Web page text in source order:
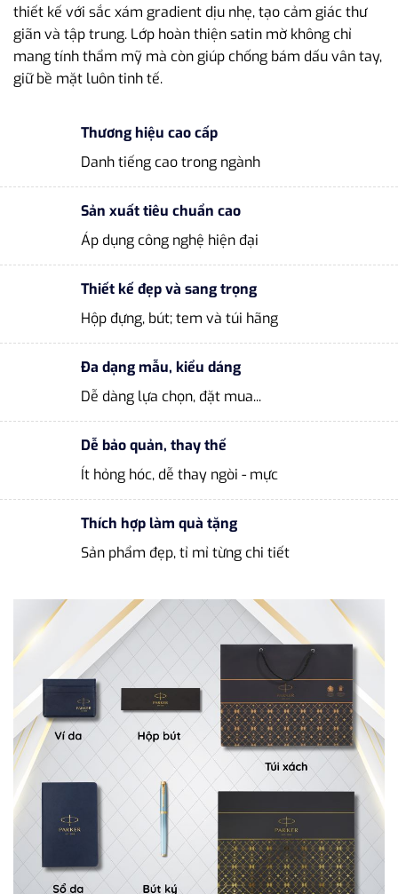
thiết kế với sắc xám gradient dịu nhẹ, tạo cảm giác thư
giãn và tập trung. Lớp hoàn thiện satin mờ không chỉ
mang tính thẩm mỹ mà còn giúp chống bám dấu vân tay,
giữ bề mặt luôn tinh tế.
Thương hiệu cao cấp
Danh tiếng cao trong ngành
Sản xuất tiêu chuẩn cao
Áp dụng công nghệ hiện đại
Thiết kế đẹp và sang trọng
Hộp đựng, bút; tem và túi hãng
Đa dạng mẫu, kiểu dáng
Dễ dàng lựa chọn, đặt mua...
Dễ bảo quản, thay thế
Ít hỏng hóc, dễ thay ngòi - mực
Thích hợp làm quà tặng
Sản phẩm đẹp, tỉ mỉ từng chi tiết